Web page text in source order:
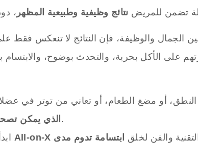
تضمن للمريض نتائج وظيفية وطبيعية المظهر
الجمال والوظيفة، فإن النتائج لا تنعكس فقط
على الأكل بحرية، والتحدث بوضوح،
أو مضغ الطعام، أو تعاني من توتر في
الذي يمكن بفضل التطور الرقمي في طب الأسنان.
والفن لخلق ابتسامة تدوم مدى